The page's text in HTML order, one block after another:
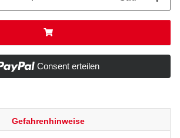
Consent erteilen
Gefahrenhinweise